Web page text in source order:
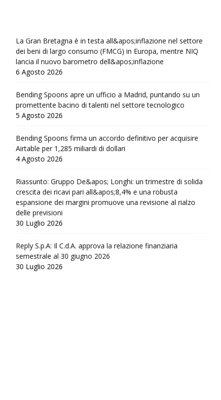
La Gran Bretagna è in testa all&apos;inflazione nel settore
dei beni di largo consumo (FMCG) in Europa, mentre NIQ
lancia il nuovo barometro dell&apos;inflazione
6 Agosto 2026
Bending Spoons apre un ufficio a Madrid, puntando su un
promettente bacino di talenti nel settore tecnologico
5 Agosto 2026
Bending Spoons firma un accordo definitivo per acquisire
Airtable per 1,285 miliardi di dollari
4 Agosto 2026
Riassunto: Gruppo De&apos; Longhi: un trimestre di solida
crescita dei ricavi pari all&apos;8,4% e una robusta
espansione dei margini promuove una revisione al rialzo
delle previsioni
30 Luglio 2026
Reply S.p.A: Il C.d.A. approva la relazione finanziaria
semestrale al 30 giugno 2026
30 Luglio 2026